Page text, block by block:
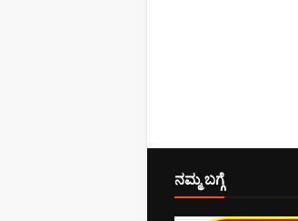
ನಮ್ಮ ಬಗ್ಗೆ